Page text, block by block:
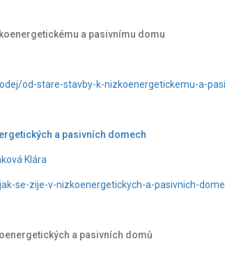
a pasivnímu domu
od-stare-stavby-k-nizkoenergetickemu-a-
a pasivních domech
Klára
se-zije-v-nizkoenergetickych-a-pasivnich-
a pasivních domů